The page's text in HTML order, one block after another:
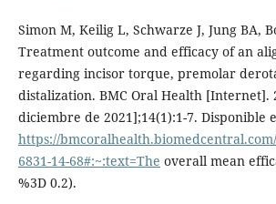
Simon M, Keilig L, Schwarze J, Jung BA,
Treatment outcome and efficacy of an
regarding incisor torque, premolar
distalization. BMC Oral Health [Internet].
diciembre de 2021];14(1):1-7. Disponible
https://
6831-14-68#:~:text=The overall mean
%3D 0.2).